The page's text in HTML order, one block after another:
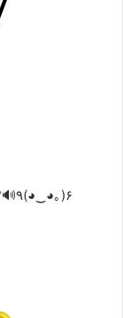
٩(◕‿◕｡)۶ 🔊Как произносится эта буква?🔊٩(◕‿◕｡)۶